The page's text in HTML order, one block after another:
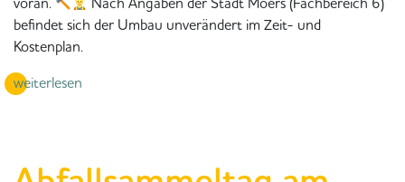
befindet sich der Umbau unverändert im Zeit- und
Kostenplan.
weiterlesen